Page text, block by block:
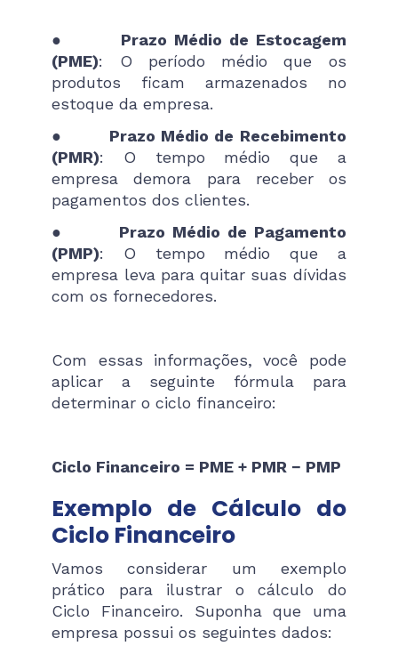
● Prazo Médio de Estocagem
(PME): O período médio que os
produtos ficam armazenados no
estoque da empresa.
● Prazo Médio de Recebimento
(PMR): O tempo médio que a
empresa demora para receber os
pagamentos dos clientes.
● Prazo Médio de Pagamento
(PMP): O tempo médio que a
empresa leva para quitar suas dívidas
com os fornecedores.
Com essas informações, você pode
aplicar a seguinte fórmula para
determinar o ciclo financeiro:
Ciclo Financeiro = PME + PMR − PMP
Exemplo de Cálculo do
Ciclo Financeiro
Vamos considerar um exemplo
prático para ilustrar o cálculo do
Ciclo Financeiro. Suponha que uma
empresa possui os seguintes dados: